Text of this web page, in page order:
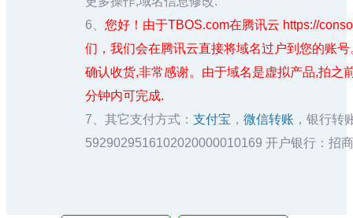
6、 您好！由于TBOS.com在腾讯云 https://
们，我们会在腾讯云直接将域名过户到您的账
确认收货,非常感谢。由于域名是虚拟产品,拍之
分钟内可完成.
7、其它支付方式： 支付宝 ， 微信转账 ，银行转
5929029516102020000010169 开户银行：招